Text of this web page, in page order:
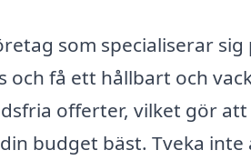
som specialiserar
och få ett hållbart och
offerter, vilket gör
budget bäst. Tveka